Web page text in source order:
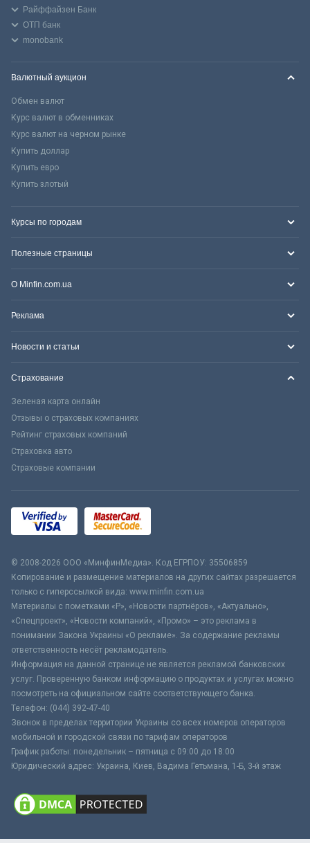
Райффайзен Банк
ОТП банк
monobank
Валютный аукцион
Обмен валют
Курс валют в обменниках
Курс валют на черном рынке
Купить доллар
Купить евро
Купить злотый
Курсы по городам
Полезные страницы
О Minfin.com.ua
Реклама
Новости и статьи
Страхование
Зеленая карта онлайн
Отзывы о страховых компаниях
Рейтинг страховых компаний
Страховка авто
Страховые компании
© 2008-2026 ООО «МинфинМедиа». Код ЕГРПОУ: 35506859
Копирование и размещение материалов на других сайтах разрешается
только с гиперссылкой вида: www.minfin.com.ua
Материалы с пометками «Р», «Новости партнёров», «Актуально»,
«Спецпроект», «Новости компаний», «Промо» – это реклама в
понимании Закона Украины «О рекламе». За содержание рекламы
ответственность несёт рекламодатель.
Информация на данной странице не является рекламой банковских
услуг. Проверенную банком информацию о продуктах и услугах можно
посмотреть на официальном сайте соответствующего банка.
Телефон: (044) 392-47-40
Звонок в пределах территории Украины со всех номеров операторов
мобильной и городской связи по тарифам операторов
График работы: понедельник – пятница с 09:00 до 18:00
Юридический адрес: Украина, Киев, Вадима Гетьмана, 1-Б, 3-й этаж